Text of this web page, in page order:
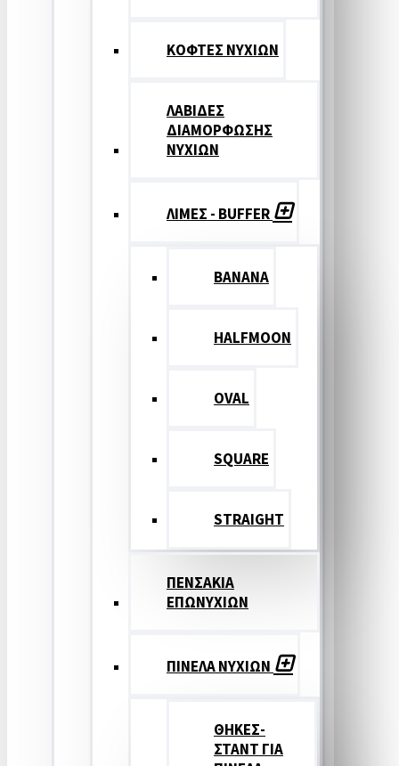
ΚΟΦΤΕΣ ΝΥΧΙΩΝ
ΛΑΒΙΔΕΣ
ΔΙΑΜΟΡΦΩΣΗΣ
ΝΥΧΙΩΝ
ΛΙΜΕΣ - BUFFER
BANANA
HALFMOON
OVAL
SQUARE
STRAIGHT
ΠΕΝΣΑΚΙΑ
ΕΠΩΝΥΧΙΩΝ
ΠΙΝΕΛΑ ΝΥΧΙΩΝ
ΘΗΚΕΣ-
ΣΤΑΝΤ ΓΙΑ